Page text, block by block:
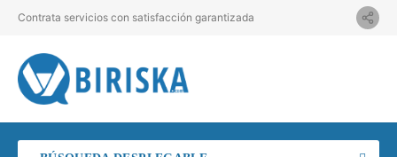
Contrata servicios con satisfacción garantizada